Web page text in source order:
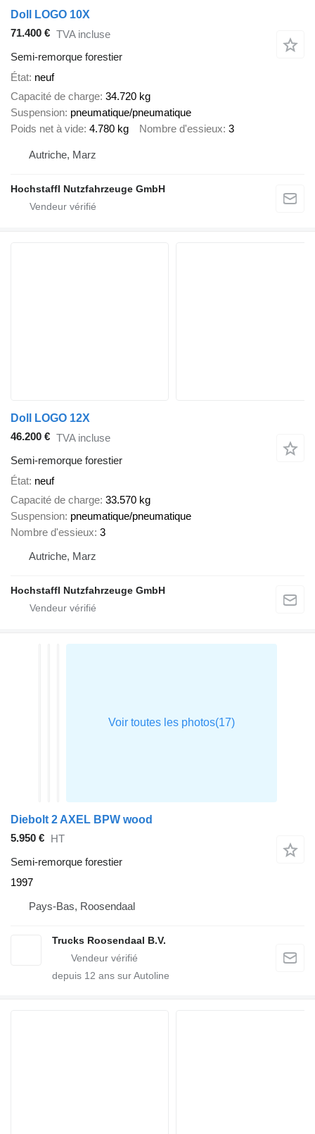
Doll LOGO 10X
71.400 € TVA incluse
Semi-remorque forestier
État neuf
Capacité de charge 34.720 kg
Suspension pneumatique/pneumatique
Poids net à vide 4.780 kg Nombre d'essieux 3
Autriche, Marz
Hochstaffl Nutzfahrzeuge GmbH
Doll LOGO 12X
46.200 € TVA incluse
Semi-remorque forestier
État neuf
Capacité de charge 33.570 kg
Suspension pneumatique/pneumatique
Nombre d'essieux 3
Autriche, Marz
Hochstaffl Nutzfahrzeuge GmbH
Diebolt 2 AXEL BPW wood
5.950 € HT
Semi-remorque forestier
1997
Pays-Bas, Roosendaal
Trucks Roosendaal B.V.
depuis 12 ans sur Autoline